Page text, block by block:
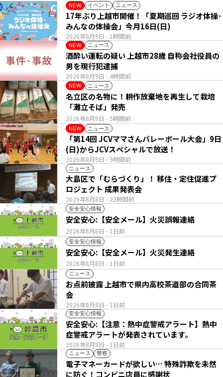
NEW イベント ニュース
2026年8月9日 - 1時間前
17年ぶり上越市開催！「夏期巡回 ラジオ体操･
みんなの体操会」今月16日(日)
NEW ニュース
2026年8月9日 - 4時間前
酒酔い運転の疑い 上越市28歳 自称会社役員の
男を現行犯逮捕
NEW ニュース
2026年8月9日 - 5時間前
名立区の名物に！耕作放棄地を再生して栽培
「灘立そば」発売
NEW ニュース
2026年8月9日 - 9時間前
「第14回 JCVママさんバレーボール大会」9日
(日)からJCVスペシャルで放送！
ニュース
2026年8月8日 - 22時間前
大島区で「むらづくり」！ 移住・定住促進プ
ロジェクト 成果発表会
安全安心情報
2026年8月8日 - 1日前
安全安心:【安全メール】火災誤報連絡
安全安心情報
2026年8月8日 - 1日前
安全安心:【安全メール】火災発生連絡
ニュース
2026年8月8日 - 1日前
お点前披露 上越市で県内高校茶道部の合同茶
会
安全安心情報
2026年8月8日 - 1日前
安全安心:【注意：熱中症警戒アラート】熱中
症警戒アラートが発表されています。
ニュース 警察
電子マネーカードが欲しい… 特殊詐欺を未然
に防ぐ！コンビニ店員に感謝状